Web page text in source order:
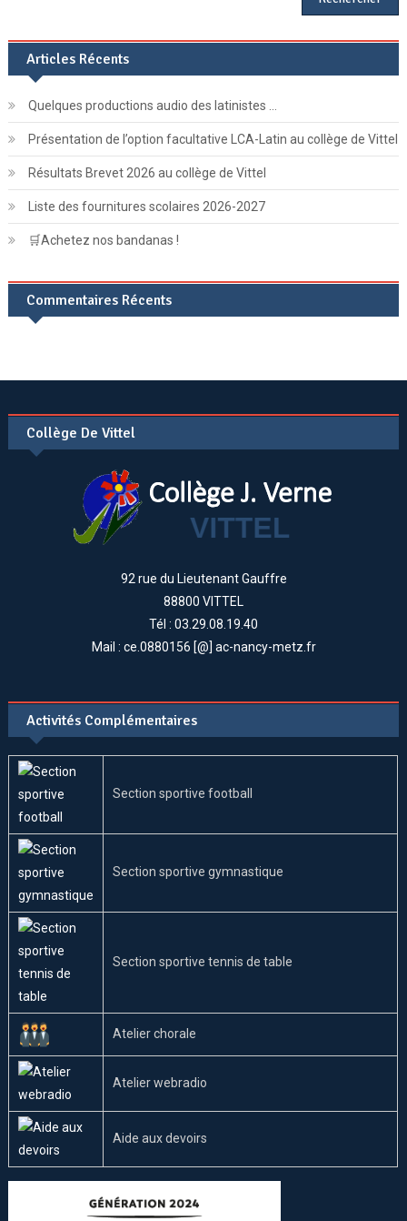
articles
Articles Récents
Quelques productions audio des latinistes …
Présentation de l’option facultative LCA-Latin au collège de Vittel
Résultats Brevet 2026 au collège de Vittel
Liste des fournitures scolaires 2026-2027
🛒Achetez nos bandanas !
Commentaires Récents
Collège De Vittel
92 rue du Lieutenant Gauffre
88800 VITTEL
Tél : 03.29.08.19.40
Mail : ce.0880156 [@] ac-nancy-metz.fr
Activités Complémentaires
Section sportive football
Section sportive gymnastique
Section sportive tennis de table
Atelier chorale
Atelier webradio
Aide aux devoirs